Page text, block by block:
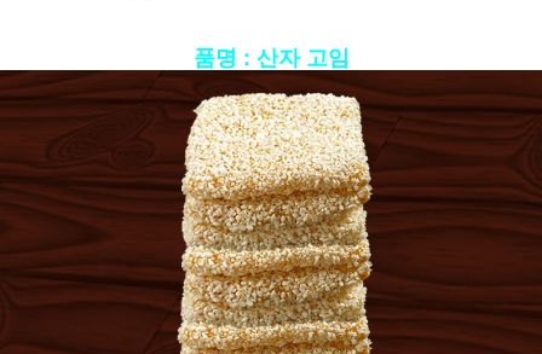
품명 : 산자 고임